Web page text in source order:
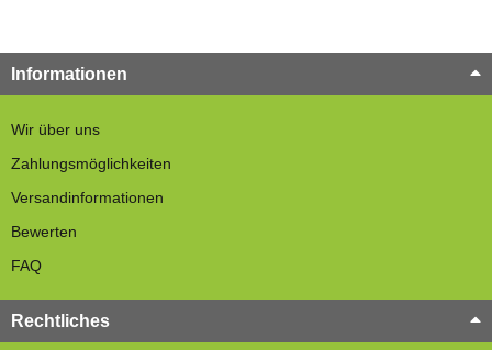
Informationen
Wir über uns
Zahlungsmöglichkeiten
Versandinformationen
Bewerten
FAQ
Rechtliches